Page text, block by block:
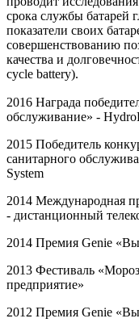
срока службы батарей
показатели своих
совершенствованию
качества и
cycle battery).
2016 Награда
обслуживание» -
2015 Победитель
санитарного
System
2014 Международная
- дистанционный
2014 Премия Genie
2013 Фестиваль
предприятие»
2012 Премия Genie